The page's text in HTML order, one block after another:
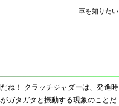
車を知りたい
ね！ クラッチジャダーは、発進時
ガタガタと振動する現象のことだ